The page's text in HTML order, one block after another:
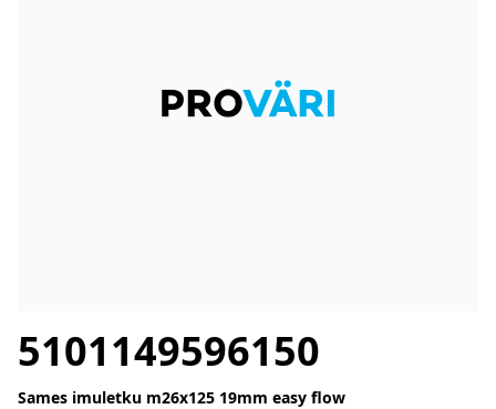
5101149596150
Sames imuletku m26x125 19mm easy flow